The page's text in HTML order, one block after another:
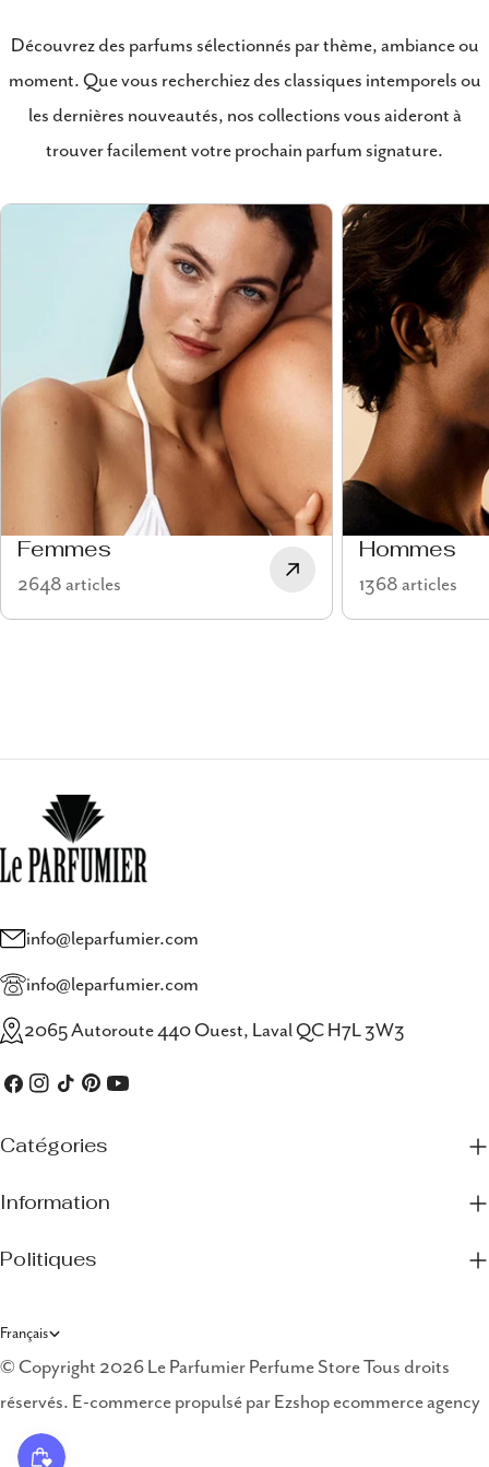
Découvrez des parfums sélectionnés par thème, ambiance ou
moment. Que vous recherchiez des classiques intemporels ou
les dernières nouveautés, nos collections vous aideront à
trouver facilement votre prochain parfum signature.
Femmes
2648 articles
Hommes
1368 articles
info@leparfumier.com
info@leparfumier.com
2065 Autoroute 440 Ouest, Laval QC H7L 3W3
Facebook
Instagram
TIC Pinterest
Youtube
Catégories
Information
Politiques
L
a
n
Français
© Copyright 2026 Le Parfumier Perfume Store Tous droits
réservés. E-commerce propulsé par Ezshop ecommerce agency